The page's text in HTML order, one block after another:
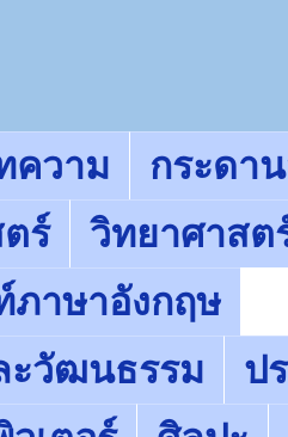
ความ กระดา
ร์
วิทยาศาสต
ภาษาอังกฤษ
ะวัฒนธรรม
ป